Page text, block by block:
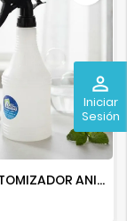
perm_identity
Iniciar
Sesión
MX-292 ATOMIZADOR ANILLOS 600 ML.